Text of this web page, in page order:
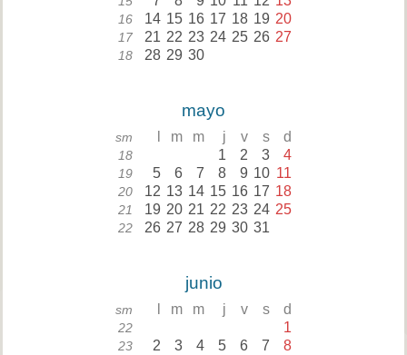
16 14 15 16 17 18 19 20
17 21 22 23 24 25 26 27
18 28 29 30
mayo
sm m m j v s d
18 1 2 3 4
19 5 6 7 8 9 10 11
20 12 13 14 15 16 17 18
21 19 20 21 22 23 24 25
22 26 27 28 29 30 31
junio
sm m m j v s d
22 1
23 2 3 4 5 6 7 8